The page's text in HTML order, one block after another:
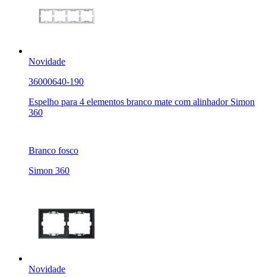
Novidade
36000640-190
Espelho para 4 elementos branco mate com alinhador Simon
360
Branco fosco
Simon 360
Novidade